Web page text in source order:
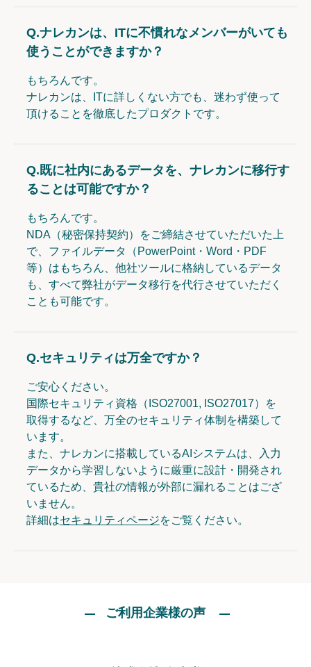
Q.ナレカンは、ITに不慣れなメンバーがいても
使うことができますか？
もちろんです。
ナレカンは、ITに詳しくない方でも、迷わず使って
頂けることを徹底したプロダクトです。
Q.既に社内にあるデータを、ナレカンに移行す
ることは可能ですか？
もちろんです。
NDA（秘密保持契約）をご締結させていただいた上
で、ファイルデータ（PowerPoint・Word・PDF
等）はもちろん、他社ツールに格納しているデータ
も、すべて弊社がデータ移行を代行させていただく
ことも可能です。
Q.セキュリティは万全ですか？
ご安心ください。
国際セキュリティ資格（ISO27001, ISO27017）を
取得するなど、万全のセキュリティ体制を構築して
います。
また、ナレカンに搭載しているAIシステムは、入力
データから学習しないように厳重に設計・開発され
ているため、貴社の情報が外部に漏れることはござ
いません。
詳細はセキュリティページをご覧ください。
ご利用企業様の声